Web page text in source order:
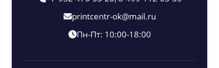
printcentr-ok@mail.ru
Пн-Пт: 10:00-18:00